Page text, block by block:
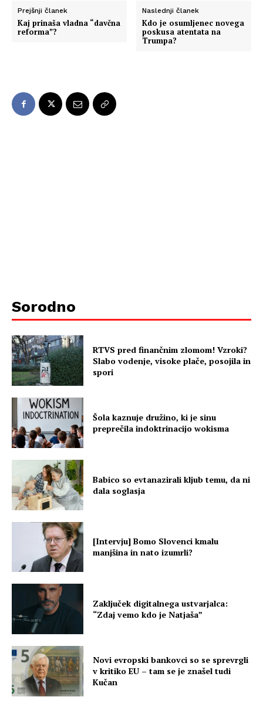
Prejšnji članek
Kaj prinaša vladna “davčna
reforma”?
Naslednji članek
Kdo je osumljenec novega
poskusa atentata na
Trumpa?
Sorodno
RTVS pred finančnim zlomom! Vzroki?
Slabo vodenje, visoke plače, posojila in
spori
Šola kaznuje družino, ki je sinu
preprečila indoktrinacijo wokisma
Babico so evtanazirali kljub temu, da ni
dala soglasja
[Intervju] Bomo Slovenci kmalu
manjšina in nato izumrli?
Zaključek digitalnega ustvarjalca:
“Zdaj vemo kdo je Natjaša”
Novi evropski bankovci so se sprevrgli
v kritiko EU – tam se je znašel tudi
Kučan